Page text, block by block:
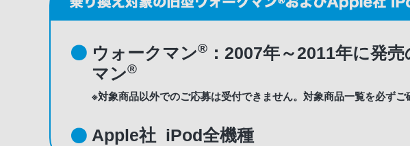
ウォークマン® ：2007年～2011年に発
マン®
※対象商品以外でのご応募は受付できません。対象商品一覧を必ずご
Apple社 iPod全機種